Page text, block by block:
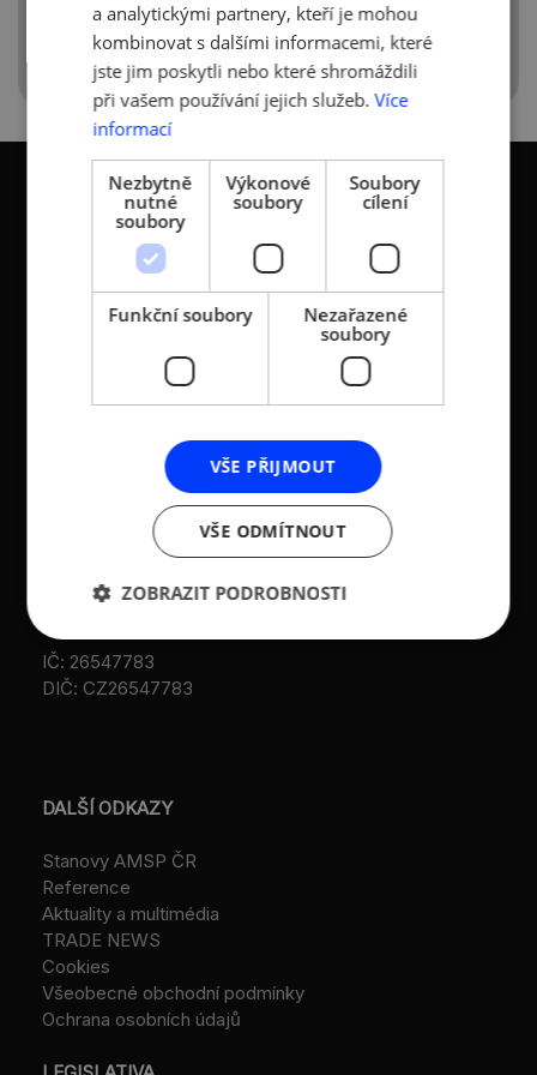
středních podniků a
živnostníků České
republiky (AMSP ČR)
Zápis v OR: Spisová
značka L 12282 vedená u
Městského soudu v
Praze (původní
registrace u MV ČR, č.j.
VS/1-1/48 640/01-R,
IČ: 26547783
DIČ: CZ26547783
Sokolovská 100/94
186 00 Praha 8 - Karlín
T:+420 236 080 454
e-mail:
amsp@amsp.cz
web: www.amsp.cz
Datová schránka:
DALŠÍ ODKAZY
Stanovy AMSP ČR
Reference
Aktuality a multimédia
TRADE NEWS
Cookies
Všeobecné obchodní podmínky
Ochrana osobních údajů
a analytickými partnery, kteří je mohou
kombinovat s dalšími informacemi, které
jste jim poskytli nebo které shromáždili
při vašem používání jejich služeb. Více
informací
Nezbytně
nutné
soubory
Výkonové
soubory
Soubory
cílení
Funkční soubory
Nezařazené
soubory
VŠE PŘIJMOUT
VŠE ODMÍTNOUT
ZOBRAZIT PODROBNOSTI